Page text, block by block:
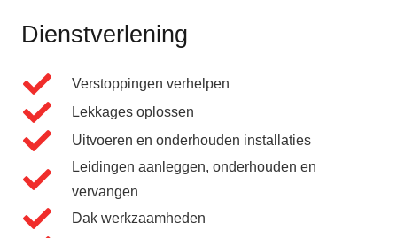
Dienstverlening
Verstoppingen verhelpen
Lekkages oplossen
Uitvoeren en onderhouden installaties
Leidingen aanleggen, onderhouden en
vervangen
Dak werkzaamheden